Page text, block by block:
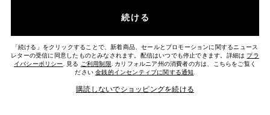
続ける
「続ける」をクリックすることで、新着商品、セールとプロモーションに関するニュース
レターの受信に同意したものとみなされます。配信はいつでも停止できます。詳細は プラ
イバシーポリシー. 見る ご利用制限. カリフォルニア州の消費者の方は、こちらをご覧く
ださい金銭的インセンティブに関する通知.
購読しないでショッピングを続ける